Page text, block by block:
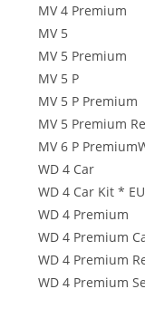
MV 4 Premium
MV 5
MV 5 Premium
MV 5 P
MV 5 P Premium
MV 5 Premium
MV 6 P
WD 4 Car
WD 4 Car Kit *
WD 4 Premium
WD 4 Premium
WD 4 Premium
WD 4 Premium